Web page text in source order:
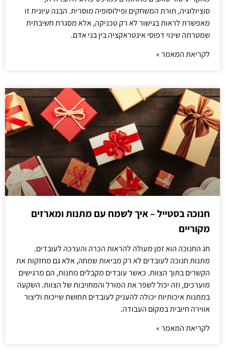
סוציולוגיה, תורת המשחקים ופילוסופיה מוסרית. הבנה עיונית זו
מאפשרת לראות בגישור לא רק טכניקה, אלא מסגרת חשיבתית
שמטרתה שינוי דפוסי אינטראקציה בין בני אדם.
לקריאת המאמר »
חנוכה בסטייל – איך לשמח עם מתנות ומארזים
מקוריים
חג החנוכה הוא זמן מעולה להראות הכרה והערכה לעובדים.
מתנות חנוכה לעובדים לא רק מביאות שמחה, אלא גם מחזקות את
הקשרים בתוך הצוות. כאשר עובדים מקבלים מתנות, הם מרגישים
מוערכים, וזה יכול לשפר את המורל והמחויבות של הצוות. השקעה
במתנות איכותיות יכולה להעניק לעובדים תחושת שייכות וליצור
אווירה חיובית במקום העבודה.
לקריאת המאמר »